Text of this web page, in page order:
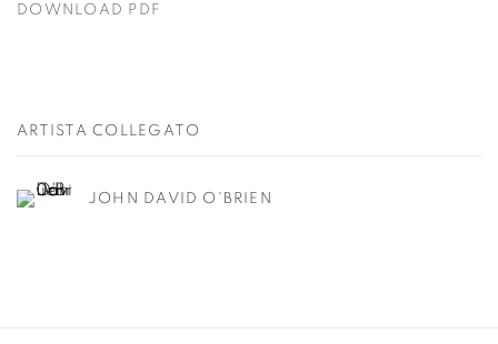
DOWNLOAD PDF
ARTISTA COLLEGATO
JOHN DAVID O'BRIEN